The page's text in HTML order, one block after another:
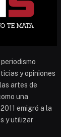
y opiniones
artes de
una
emigró a la
y utilizar